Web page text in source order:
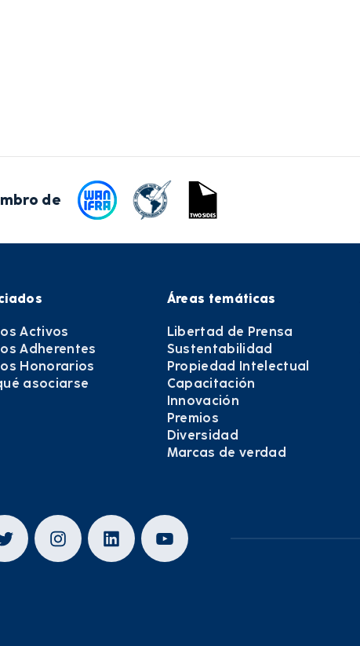
de
Activos
Adherentes
Honorarios
asociarse
Áreas temáticas
Libertad de Prensa
Sustentabilidad
Propiedad Intelectual
Capacitación
Innovación
Premios
Diversidad
Marcas de verdad
Instagram
LinkedInYouTube